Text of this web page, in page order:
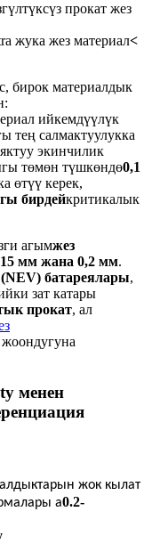
прокат жез
жука жез материал<
бирок материалдык
ийкемдүүлүк
тең салмактуулукка
экинчилик
төмөн түшкөндө0,1
өтүү керек,
бирдейкритикалык
агымжез
мм жана 0,2 мм.
батареялары,
зат катары
прокат, ал
жоондугуна
менен
жок кылат
а0.2-